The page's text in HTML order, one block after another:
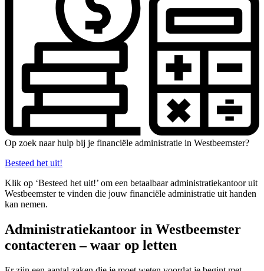
Op zoek naar hulp bij je financiële administratie in Westbeemster?
Besteed het uit!
Klik op ‘Besteed het uit!’ om een betaalbaar administratiekantoor uit
Westbeemster te vinden die jouw financiële administratie uit handen
kan nemen.
Administratiekantoor in Westbeemster
contacteren – waar op letten